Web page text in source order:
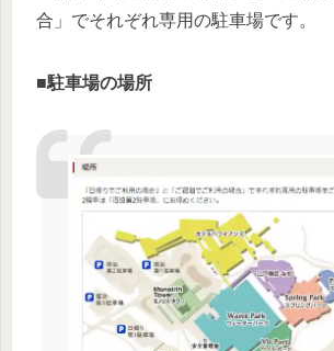
合」でそれぞれ専用の駐車場です。
■駐車場の場所